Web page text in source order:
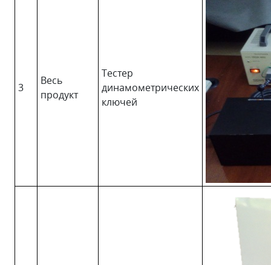
3
Весь
продукт
Тестер
динамометрических
ключей